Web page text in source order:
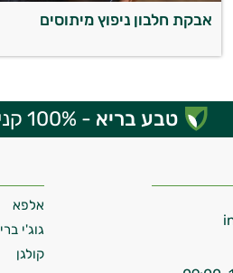
אבקת חלבון ניפוץ מיתוסים
טבע בריא - 100% קנייה בטוחה
אלפא
גוג'י ברי
קולגן